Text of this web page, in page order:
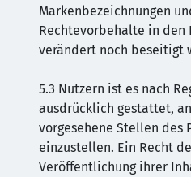
Markenbezeichnungen
Rechtevorbehalte in
verändert noch beseitigt
5.3 Nutzern ist es nach
ausdrücklich gestattet,
vorgesehene Stellen des
einzustellen. Ein Recht
Veröffentlichung ihrer